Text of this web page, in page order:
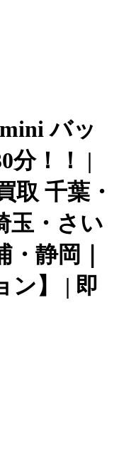
バッ
分！！ |
取 千葉・
玉・さい
静岡｜
ン】 | 即